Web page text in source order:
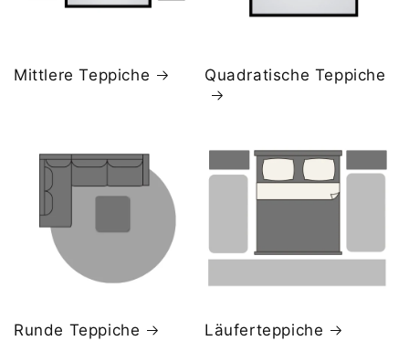
Mittlere Teppiche Quadratische Teppiche
Runde Teppiche Läuferteppiche